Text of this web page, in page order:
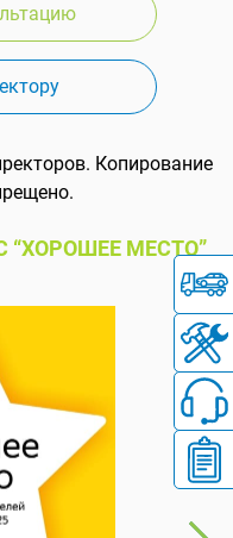
Копирование
МЕСТО”